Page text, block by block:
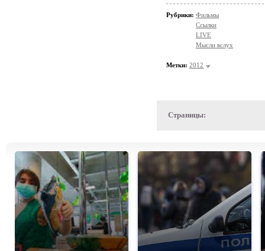
Рубрики: Фильмы
Ссылки
LIVE
Мысли вслух
Метки: 2012
Страницы: